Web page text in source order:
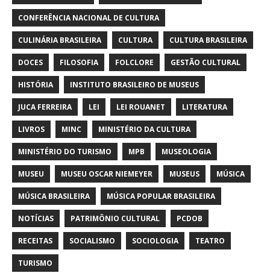
CONFERÊNCIA NACIONAL DE CULTURA
CULINÁRIA BRASILEIRA CULTURA CULTURA BRASILEIRA
DOCES FILOSOFIA FOLCLORE GESTÃO CULTURAL
HISTÓRIA INSTITUTO BRASILEIRO DE MUSEUS
JUCA FERREIRA LEI LEI ROUANET LITERATURA
LIVROS MINC MINISTÉRIO DA CULTURA
MINISTÉRIO DO TURISMO MPB MUSEOLOGIA
MUSEU MUSEU OSCAR NIEMEYER MUSEUS MÚSICA
MÚSICA BRASILEIRA MÚSICA POPULAR BRASILEIRA
NOTÍCIAS PATRIMÔNIO CULTURAL PCDOB
RECEITAS SOCIALISMO SOCIOLOGIA TEATRO
TURISMO